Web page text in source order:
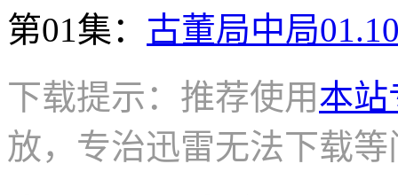
第01集： 古董局中局
下载提示：推荐使用本站
放，专治迅雷无法下载等